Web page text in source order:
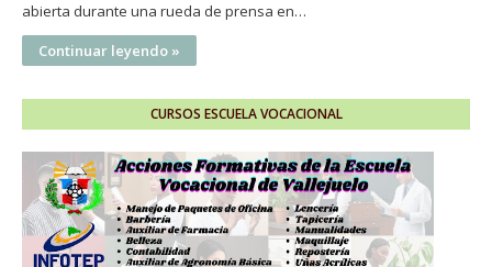
abierta durante una rueda de prensa en…
Continuar leyendo »
CURSOS ESCUELA VOCACIONAL